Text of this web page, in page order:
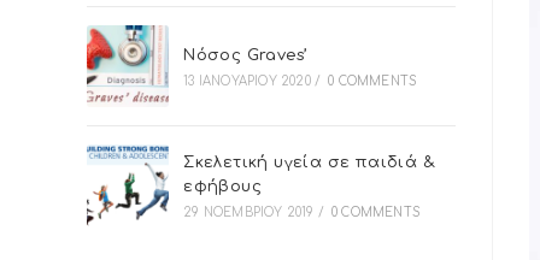
Νόσος Graves’
13 ΙΑΝΟΥΑΡΊΟΥ 2020 / 0 COMMENTS
Σκελετική υγεία σε παιδιά &
εφήβους
29 ΝΟΕΜΒΡΊΟΥ 2019 / 0 COMMENTS